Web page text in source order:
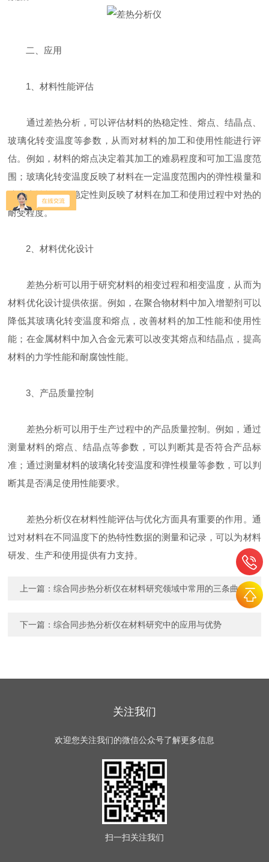
二、应用
1、材料性能评估
通过差热分析，可以评估材料的热稳定性、熔点、结晶点、
玻璃化转变温度等参数，从而对材料的加工和使用性能进行评
估。例如，材料的熔点决定着其加工的难易程度和可加工温度范
围；玻璃化转变温度反映了材料在一定温度范围内的弹性模量和
玻璃态性能；热稳定性则反映了材料在加工和使用过程中对热的
耐受程度。
2、材料优化设计
差热分析可以用于研究材料的相变过程和相变温度，从而为
材料优化设计提供依据。例如，在聚合物材料中加入增塑剂可以
降低其玻璃化转变温度和熔点，改善材料的加工性能和使用性
能；在金属材料中加入合金元素可以改变其熔点和结晶点，提高
材料的力学性能和耐腐蚀性能。
3、产品质量控制
差热分析可以用于生产过程中的产品质量控制。例如，通过
测量材料的熔点、结晶点等参数，可以判断其是否符合产品标
准；通过测量材料的玻璃化转变温度和弹性模量等参数，可以判
断其是否满足使用性能要求。
差热分析仪在材料性能评估与优化方面具有重要的作用。通
过对材料在不同温度下的热特性数据的测量和记录，可以为材料
研发、生产和使用提供有力支持。
上一篇：综合同步热分析仪在材料研究领域中常用的三条曲线
下一篇：综合同步热分析仪在材料研究中的应用与优势
关注我们
欢迎您关注我们的微信公众号了解更多信息
扫一扫关注我们